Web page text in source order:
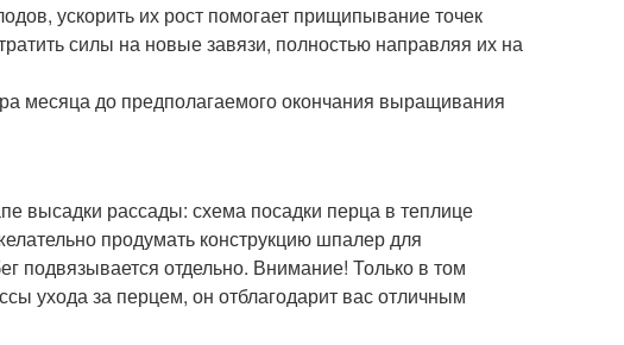
ускорить их рост помогает прищипывание точек
силы на новые завязи, полностью направляя их на
месяца до предполагаемого окончания выращивания
высадки рассады: схема посадки перца в теплице
продумать конструкцию шпалер для
подвязывается отдельно. Внимание! Только в том
ухода за перцем, он отблагодарит вас отличным